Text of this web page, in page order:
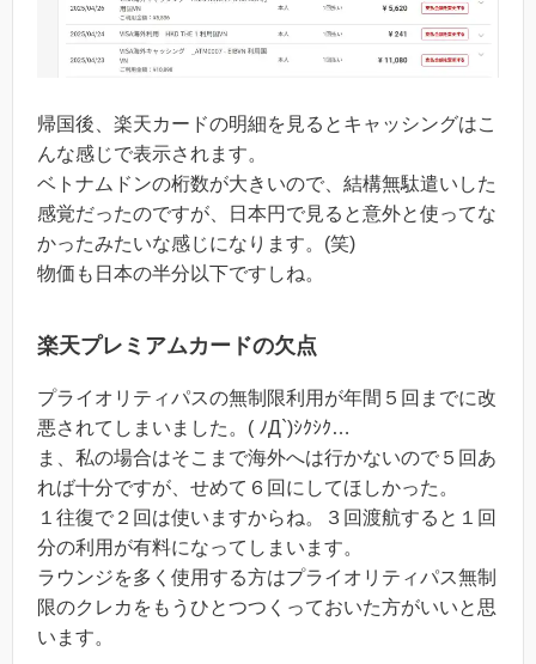
帰国後、楽天カードの明細を見るとキャッシングはこ
んな感じで表示されます。
ベトナムドンの桁数が大きいので、結構無駄遣いした
感覚だったのですが、日本円で見ると意外と使ってな
かったみたいな感じになります。(笑)
物価も日本の半分以下ですしね。
楽天プレミアムカードの欠点
プライオリティパスの無制限利用が年間５回までに改
悪されてしまいました。( ﾉД`)ｼｸｼｸ…
ま、私の場合はそこまで海外へは行かないので５回あ
れば十分ですが、せめて６回にしてほしかった。
１往復で２回は使いますからね。３回渡航すると１回
分の利用が有料になってしまいます。
ラウンジを多く使用する方はプライオリティパス無制
限のクレカをもうひとつつくっておいた方がいいと思
います。